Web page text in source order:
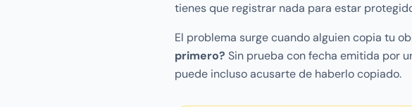
tienes que registrar nada para estar
El problema surge cuando alguien copia tu
primero? Sin prueba con fecha emitida por
puede incluso acusarte de haberlo copiado.